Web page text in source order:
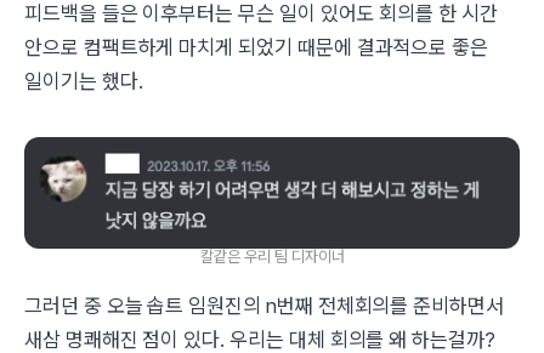
피드백을 들은 이후부터는 무슨 일이 있어도 회의를 한 시간
안으로 컴팩트하게 마치게 되었기 때문에 결과적으로 좋은
일이기는 했다.
칼같은 우리 팀 디자이너
그러던 중 오늘 솝트 임원진의 n번째 전체회의를 준비하면서
새삼 명쾌해진 점이 있다. 우리는 대체 회의를 왜 하는걸까?